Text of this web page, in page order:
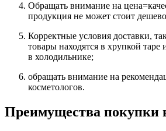
Обращать внимание на
продукция не может стоит
Корректные условия доставки,
товары находятся в хрупкой
в холодильнике;
обращать внимание на
косметологов.
Преимущества покупки